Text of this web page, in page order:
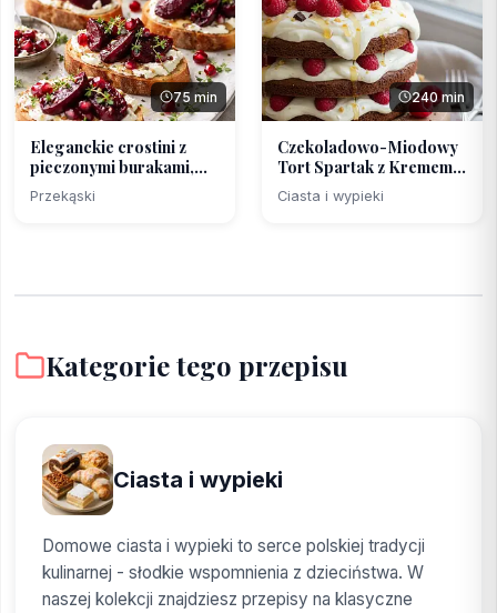
75 min
Eleganckie crostini z
pieczonymi burakami,...
Przekąski
240 min
Czekoladowo-Miodowy
Tort Spartak z Kremem
...
Ciasta i wypieki
Kategorie tego przepisu
Ciasta i wypieki
Domowe ciasta i wypieki to serce polskiej tradycji
kulinarnej - słodkie wspomnienia z dzieciństwa. W
naszej kolekcji znajdziesz przepisy na klasyczne